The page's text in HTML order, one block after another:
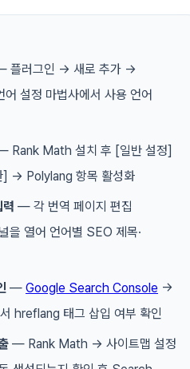
플러그인 → 새로 추가 →
설정 마법사에서 사용 언어
Rank Math 설치 후 [일반 설정]
] → Polylang 항목 활성화
— 각 번역 페이지 편집
을 열어 언어별 SEO 제목·
— Google Search Console →
hreflang 태그 삽입 여부 확인
— Rank Math → 사이트맵 설정